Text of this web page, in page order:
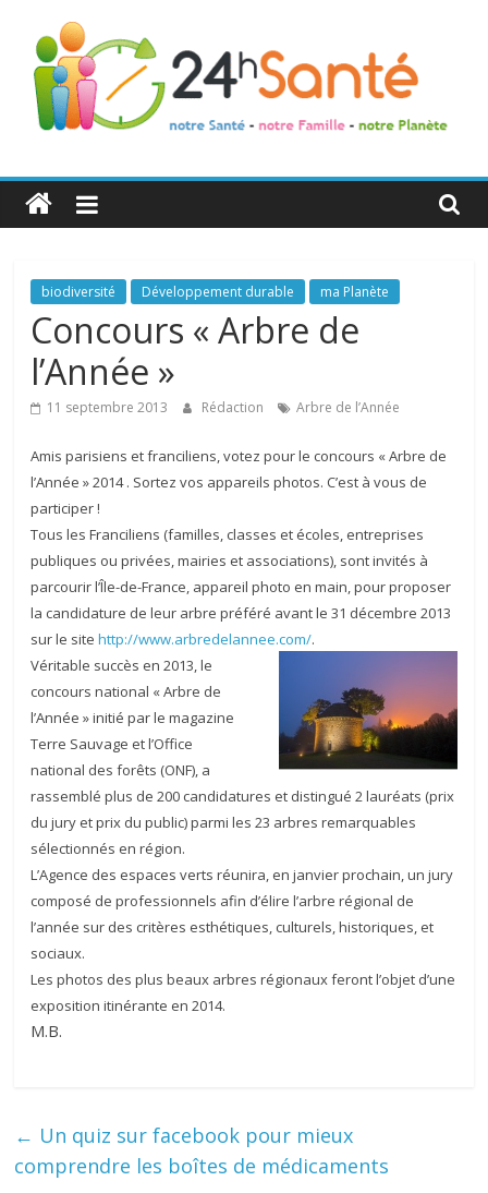
24h
Santé
La
santé
de
toute
famille
biodiversité Développement durable ma Planète
Concours « Arbre de
l’Année »
11 septembre 2013 Rédaction Arbre de l’Année
Amis parisiens et franciliens, votez pour le concours « Arbre de
l’Année » 2014 . Sortez vos appareils photos. C’est à vous de
participer !
Tous les Franciliens (familles, classes et écoles, entreprises
publiques ou privées, mairies et associations), sont invités à
parcourir l’Île-de-France, appareil photo en main, pour proposer
la candidature de leur arbre préféré avant le 31 décembre 2013
sur le sitehttp://www.arbredelannee.com/.
Véritable succès en 2013, le
concours national « Arbre de
l’Année » initié par le magazine
Terre Sauvage et l’Office
national des forêts (ONF), a
rassemblé plus de 200 candidatures et distingué 2 lauréats (prix
du jury et prix du public) parmi les 23 arbres remarquables
sélectionnés en région.
L’Agence des espaces verts réunira, en janvier prochain, un jury
composé de professionnels afin d’élire l’arbre régional de
l’année sur des critères esthétiques, culturels, historiques, et
sociaux.
Les photos des plus beaux arbres régionaux feront l’objet d’une
exposition itinérante en 2014.
M.B.
← Un quiz sur facebook pour mieux
comprendre les boîtes de médicaments